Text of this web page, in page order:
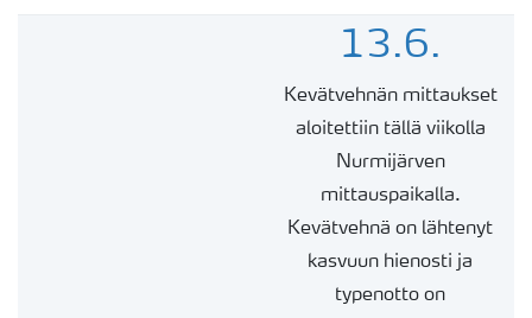
13.6.
Kevätvehnän mittaukset
aloitettiin tällä viikolla
Nurmijärven
mittauspaikalla.
Kevätvehnä on lähtenyt
kasvuun hienosti ja
typenotto on